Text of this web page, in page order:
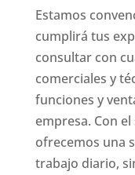
Estamos
cumplirá tus
consultar con
comerciales y
funciones y
empresa. Con
ofrecemos una
trabajo diario,